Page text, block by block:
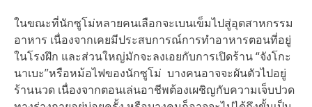
ในขณะที่นักซูโม่หลายคนเลือกจะเบนเข็มไปสู่อุตสาหกรรม
อาหาร เนื่องจากเคยมีประสบการณ์การทำอาหารตอนที่อยู่
ในโรงฝึก และส่วนใหญ่มักจะลงเอยกับการเปิดร้าน “จังโกะ
นาเบะ”หรือหม้อไฟของนักซูโม่ บางคนอาจจะผันตัวไปอยู่
ร้านนวด เนื่องจากตอนเล่นอาชีพต้องเผชิญกับความเจ็บปวด